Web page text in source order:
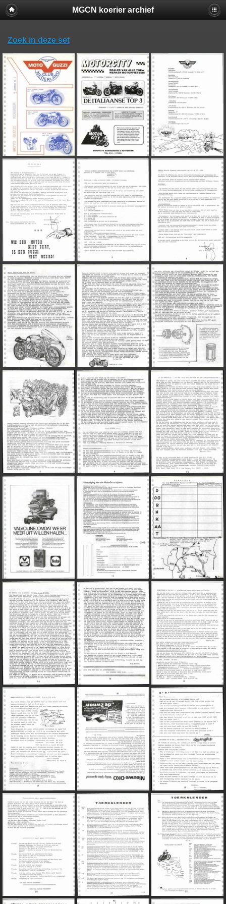
MGCN koerier archief
Zoek in deze set